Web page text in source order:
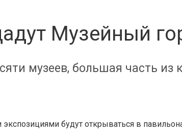
Музейный
музеев, большая часть из
будут открываться в